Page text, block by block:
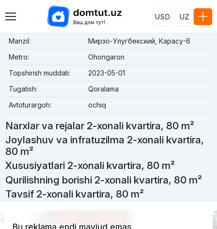
USD UZ
Manzil:
Мирзо-Улугбекский, Карасу-6
Metro:
Ohongaron
Topshirish muddati:
2023-05-01
Tugatish:
Qoralama
Avtoturargoh:
ochiq
Narxlar va rejalar 2-xonali kvartira, 80 m²
Joylashuv va infratuzilma 2-xonali kvartira,
80 m²
Xususiyatlari 2-xonali kvartira, 80 m²
Qurilishning borishi 2-xonali kvartira, 80 m²
Tavsif 2-xonali kvartira, 80 m²
Bu reklama endi mavjud emas